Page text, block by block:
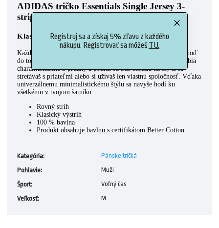
Registruj sa a získaj 5% zľavu z každého
nákupu. Registrovať sa môžeš TU.
ADIDAS tričko Essentials Single Jersey 3-
stripes JM9202
Klasické tričko s charakteristickými 3 prúžkami.
Každý si v živote zaslúži dávku ležérneho pohodlia, tak sa nahoď
do tohto základného trička adidas. Na oboch rukávoch ho zdobia
charakteristické 3 prúžky a podrží ťa bez ohľadu na to, či sa
stretávaš s priateľmi alebo si užívaš len vlastnú spoločnosť. Vďaka
univerzálnemu minimalistickému štýlu sa navyše hodí ku
všetkému v tvojom šatníku.
Rovný strih
Klasický výstrih
100 % bavlna
Produkt obsahuje bavlnu s certifikátom Better Cotton
Kategória:
Pánske tričká
Pohlavie:
Muži
Šport:
Voľný čas
Veľkosť: M